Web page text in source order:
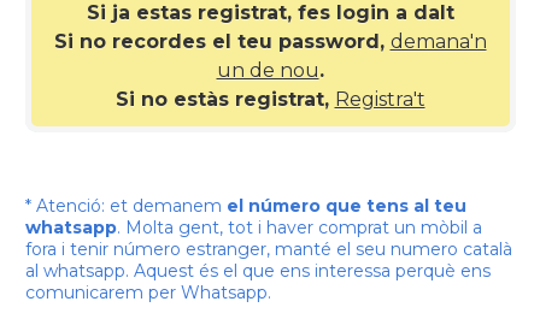
Si ja estas registrat, fes login a dalt
Si no recordes el teu password, demana'n
un de nou.
Si no estàs registrat, Registra't
* Atenció: et demanem el número que tens al teu
whatsapp. Molta gent, tot i haver comprat un mòbil a
fora i tenir número estranger, manté el seu numero català
al whatsapp. Aquest és el que ens interessa perquè ens
comunicarem per Whatsapp.